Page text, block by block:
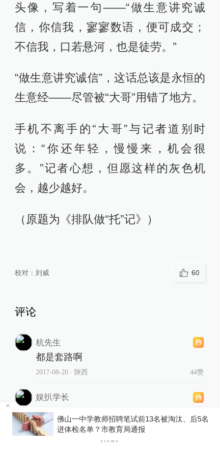
头像，写着一句——“做生意讲究诚
信，你信我，寥寥数语，便可成交；
不信我，口若悬河，也是徒劳。”
“做生意讲究诚信”，这话总该是永恒的
生意经——尽管被“大哥”用错了地方。
手机不离手的“大哥”与记者道别时
说：“你还年轻，慢慢来，机会很
多。”记者心想，但愿这样的灰色机
会，越少越好。
（原题为《排队做“托”记》）
校对： 刘威 60
评论
杭先生
都是套路啊
2017-08-20∙ 陕西 44赞
娱扒学长
北京新开的喜茶也是
2017-08-20∙ 北京
佛山一中学教师招聘笔试前13名被淘汰、后5名
进体检名单？市教育局通报